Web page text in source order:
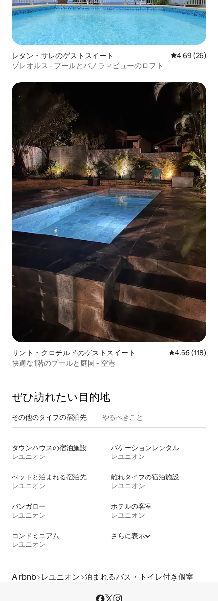
レタン・サレのゲストスイート レビュー26
4.69 (26)
ゾレオルス - プールとパノラマビューのロフト
サント・クロチルドのゲストスイート レビュー118
4.66 (118)
快適な1階のプールと庭園 - 空港
ぜひ訪⁠れ⁠た⁠い目⁠的⁠地
その他のタ⁠イ⁠プ⁠の宿⁠泊⁠先 やるべきこと
タウンハウスの宿泊施設
レユニオン
バケーションレンタル
レユニオン
ペットと泊まれる宿泊先
レユニオン
離れタイプの宿泊施設
レユニオン
バンガロー
レユニオン
ホテルの客室
レユニオン
コンドミニアム
レユニオン
さらに表示
Airbnb レユニオン 泊まれるバス・トイレ付き個室